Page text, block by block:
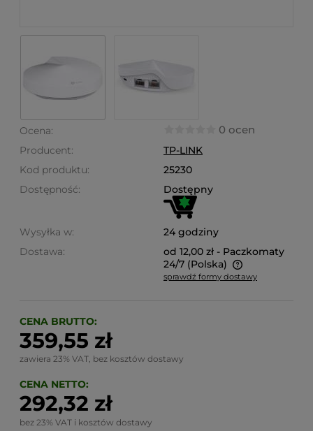
Ocena: 0 ocen
Producent:
TP-LINK
Kod produktu:
25230
Dostępność:
Dostępny
Wysyłka w:
24 godziny
Dostawa:
od 12,00 zł - Paczkomaty
24/7 (Polska)
Cena nie zawiera ewentualnych kosztów płatności
sprawdź formy dostawy
CENA BRUTTO:
359,55 zł
zawiera 23% VAT, bez kosztów dostawy
CENA NETTO:
292,32 zł
bez 23% VAT i kosztów dostawy